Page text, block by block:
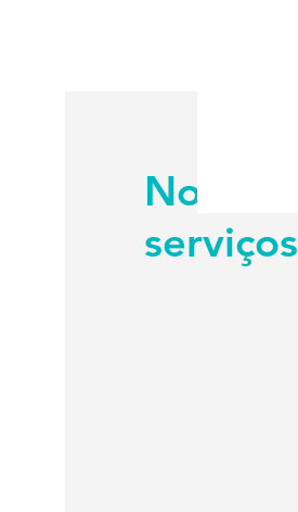
Nossos
serviços